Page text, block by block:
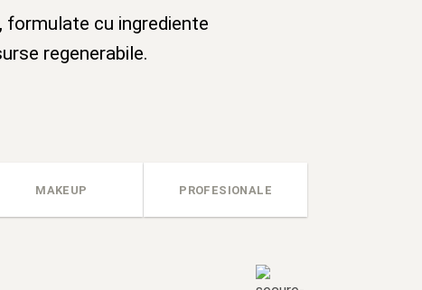
formulate cu ingrediente
regenerabile.
MAKEUP PROFESIONALE